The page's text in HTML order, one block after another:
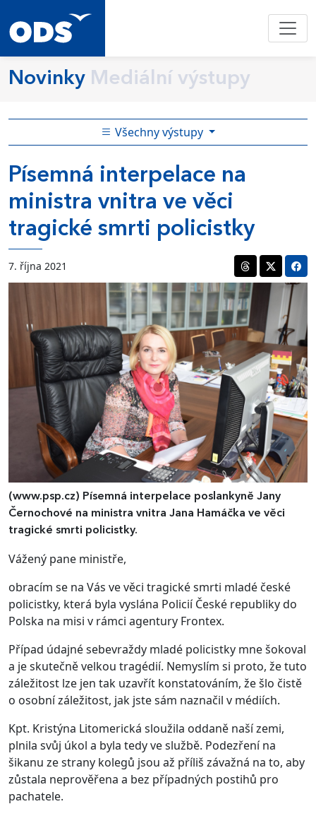
Novinky Mediální výstupy
Všechny výstupy
Písemná interpelace na
ministra vnitra ve věci
tragické smrti policistky
7. října 2021
(www.psp.cz) Písemná interpelace poslankyně Jany
Černochové na ministra vnitra Jana Hamáčka ve věci
tragické smrti policistky.
Vážený pane ministře,
obracím se na Vás ve věci tragické smrti mladé české
policistky, která byla vyslána Policií České republiky do
Polska na misi v rámci agentury Frontex.
Případ údajné sebevraždy mladé policistky mne šokoval
a je skutečně velkou tragédií. Nemyslím si proto, že tuto
záležitost lze jen tak uzavřít konstatováním, že šlo čistě
o osobní záležitost, jak jste sám naznačil v médiích.
Kpt. Kristýna Litomerická sloužila oddaně naší zemi,
plnila svůj úkol a byla tedy ve službě. Podezření na
šikanu ze strany kolegů jsou až příliš závažná na to, aby
zůstala neprověřena a bez případných postihů pro
pachatele.